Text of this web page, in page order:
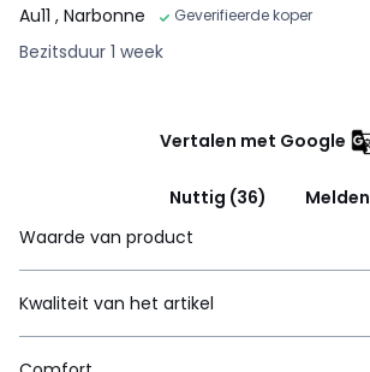
Au11 , Narbonne Geverifieerde koper
Bezitsduur 1 week
Vertalen met Google
Nuttig (36)
Melden
Waarde van product
Kwaliteit van het artikel